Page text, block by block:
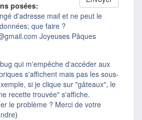
posées:
d'adresse mail et ne peut le
que faire ?
Joyeuses Pâques
qui m'empêche d'accéder aux
s'affichent mais pas les sous-
si je clique sur "gâteaux", le
recette trouvée" s'affiche.
le problème ? Merci de votre
)